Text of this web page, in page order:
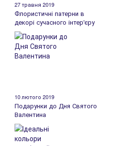
27 травня 2019
Флористичні патерни в
декорі сучасного інтер'єру
10 лютого 2019
Подарунки до Дня Святого
Валентина